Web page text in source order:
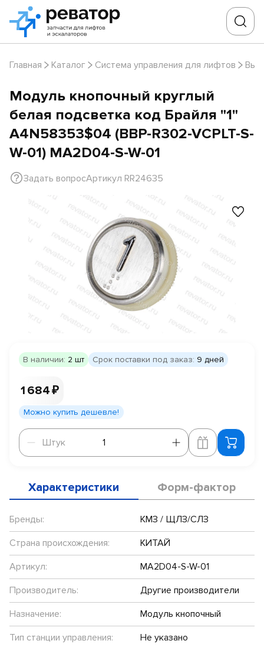
Главная Каталог Система управления для лифтов
Модуль кнопочный круглый
белая подсветка код Брайля "1"
A4N58353$04 (BBP-R302-VCPLT-S-
W-01) MA2D04-S-W-01
Задать вопросАртикул RR24635
В наличии: 2 шт Срок поставки под заказ: 9 дней
1 684 ₽
Можно купить дешевле!
Штук
Штук
Характеристики Форм-фактор
Бренды:
КМЗ / ЩЛЗ/СЛЗ
Страна происхождения:
КИТАЙ
Артикул:
MA2D04-S-W-01
Производитель:
Другие производители
Назначение:
Модуль кнопочный
Тип станции управления:
Не указано